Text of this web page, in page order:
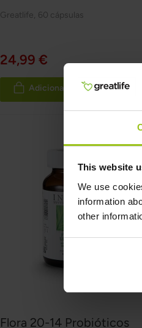
This website
We use
information
other
Greatlife 60 cápsulas
24,99 €
Adicionar ao Carrinho
Flora 20-14 Probióticos